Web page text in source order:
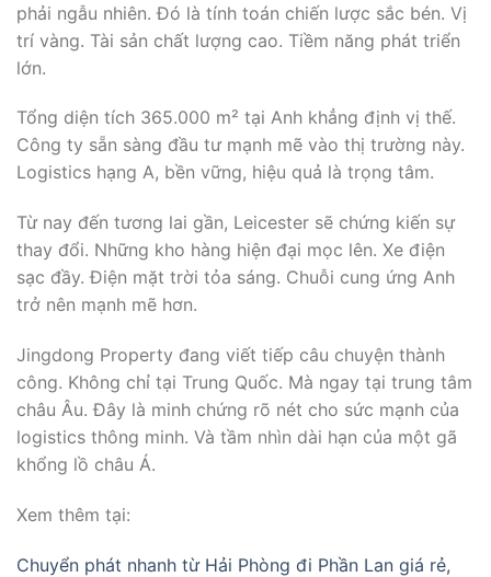
phải ngẫu nhiên. Đó là tính toán chiến lược sắc bén. Vị
trí vàng. Tài sản chất lượng cao. Tiềm năng phát triển
lớn.
Tổng diện tích 365.000 m² tại Anh khẳng định vị thế.
Công ty sẵn sàng đầu tư mạnh mẽ vào thị trường này.
Logistics hạng A, bền vững, hiệu quả là trọng tâm.
Từ nay đến tương lai gần, Leicester sẽ chứng kiến sự
thay đổi. Những kho hàng hiện đại mọc lên. Xe điện
sạc đầy. Điện mặt trời tỏa sáng. Chuỗi cung ứng Anh
trở nên mạnh mẽ hơn.
Jingdong Property đang viết tiếp câu chuyện thành
công. Không chỉ tại Trung Quốc. Mà ngay tại trung tâm
châu Âu. Đây là minh chứng rõ nét cho sức mạnh của
logistics thông minh. Và tầm nhìn dài hạn của một gã
khổng lồ châu Á.
Xem thêm tại:
Chuyển phát nhanh từ Hải Phòng đi Phần Lan giá rẻ,